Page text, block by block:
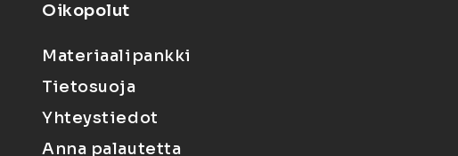
Oikopolut
Materiaalipankki
Tietosuoja
Yhteystiedot
Anna palautetta